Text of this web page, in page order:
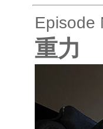
Episode
重力